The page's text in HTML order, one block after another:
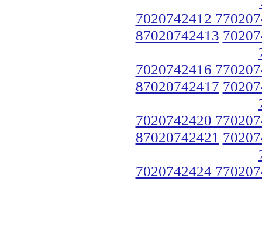
7020742412
87020742413
7020742416
87020742417
7020742420
87020742421
7020742424